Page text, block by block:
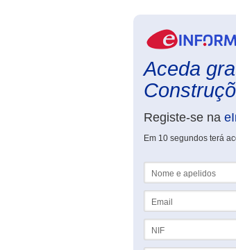
Aceda
Registe-se na
Em 10 segundos terá